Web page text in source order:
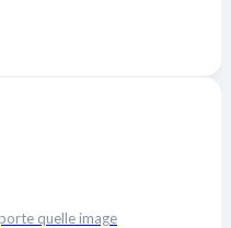
quelle image